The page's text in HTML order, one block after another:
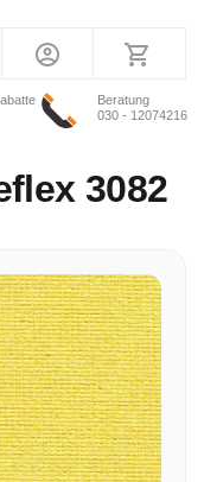
Beratung
030 - 12074216
3082